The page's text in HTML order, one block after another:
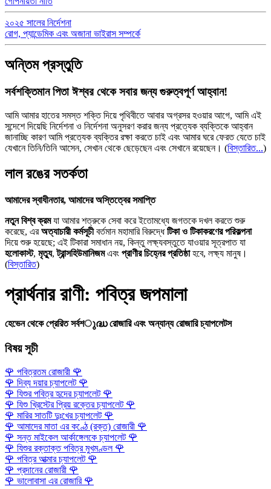
২০২৫ সালের নির্দেশনা
রোগ, প্যান্ডেমিক এবং অজানা ভাইরাস সম্পর্কে
অন্তিম প্রস্তুতি
সর্বশক্তিমান পিতা ঈশ্বর থেকে সবার জন্য গুরুত্বপূর্ণ আহ্বান!
আমি আমার হাতের সমস্ত শক্তি দিয়ে পৃথিবীতে আবার অগ্রসর হওয়ার আগে, আমি এই
সন্দেশে দিয়েছি নির্দেশনা ও নির্দেশনা অনুসরণ করার জন্য প্রত্যেক ব্যক্তিকে আহ্বান
জানাচ্ছি কারণ আমি প্রত্যেক ব্যক্তির রক্ষা করতে চাই এবং আমার ঘরে ফেরত যেতে চাই
যেখানে তিনি/তিনি আসেন, সেখান থেকে ছেড়েছেন এবং সেখানে রয়েছেন। (বিস্তারিত...)
লাল রঙের সতর্কতা
আমাদের স্বাধীনতার, আমাদের অস্তিত্বের সমাপ্তি
নতুন বিশ্ব ক্রমযা আমার শত্রুকে সেবা করে ইতোমধ্যে জগতকে দখল করতে শুরু
করেছে, এরঅত্যাচারী কর্মসূচীবর্তমান মহামারি বিরুদ্ধেটিকা ও টিকাকরণের পরিকল্পনা
দিয়ে শুরু হয়েছে; এই টিকারা সমাধান নয়, কিন্তু লক্ষ্যবস্তুতে যাওয়ার সূত্রপাত যা
হলোকাস্ট, মৃত্যু,ট্রান্সহিউমানিজমএবং প্রাণীর চিহ্নের প্রতিষ্ঠাহবে, লক্ষ্য মানুষ।
(বিস্তারিত)
প্রার্থনার রাণী: পবিত্র জপমালা
হেভেন থেকে প্রেরিত সর্বশുദ്ധ রোজারি এবং অন্যান্য রোজারি চ্যাপলেটস
বিষয় সূচী
🌹 পবিত্রতম রোজারী 🌹
🌹 দিব্য দয়ার চ্যাপলেট 🌹
🌹 যিশুর পবিত্র হৃদের চ্যাপলেট 🌹
🌹 যিশু খ্রিস্টের প্রিয় রক্তের চ্যাপলেট 🌹
🌹 মারির সাতটি দুঃখের চ্যাপলেট 🌹
🌹 আমাদের মাতা এর কণ্ঠে (রক্ত) রোজারী 🌹
🌹 সন্ত মাইকেল আর্কাঙ্গেলকে চ্যাপলেট 🌹
🌹 যিশুর রক্তাক্ত পবিত্র মুখমণ্ডল 🌹
🌹 পবিত্র আত্মার চ্যাপলেট 🌹
🌹 প্রদানের রোজারী 🌹
🌹 ভালোবাসা এর রোজারি 🌹